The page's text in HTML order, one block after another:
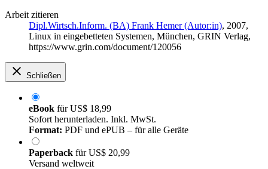
Arbeit zitieren
Dipl.Wirtsch.Inform. (BA) Frank Hemer (Autor:in), 2007,
Linux in eingebetteten Systemen, München, GRIN Verlag,
https://www.grin.com/document/120056
Schließen
eBook fürUS$ 18,99
Sofort herunterladen. Inkl. MwSt.
Format: PDF und ePUB – für alle Geräte
Paperback fürUS$ 20,99
Versand weltweit